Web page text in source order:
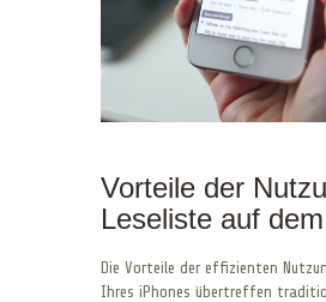
Vorteile der
Leseliste auf
Die Vorteile der effizienten
Ihres iPhones übertreffen